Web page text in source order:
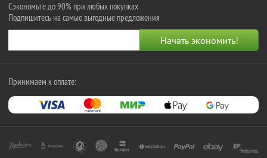
Сэкономьте до 90% при любых покупках
Подпишитесь на самые выгодные предложения
Принимаем к оплате: